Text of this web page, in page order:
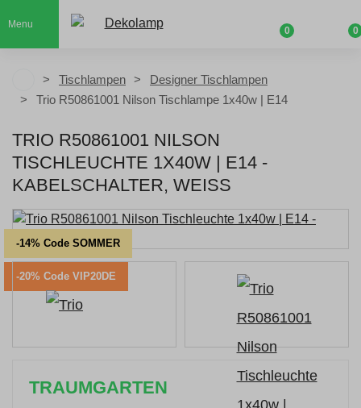
Menu
0 0
Tischlampen
Designer Tischlampen
Trio R50861001 Nilson Tischlampe 1x40w | E14
TRIO R50861001 NILSON
TISCHLEUCHTE 1X40W | E14 -
KABELSCHALTER, WEISS
-14% Code SOMMER
-20% Code VIP20DE
TRAUMGARTEN